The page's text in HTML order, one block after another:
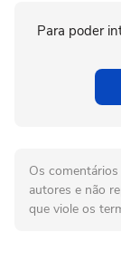
Para poder
Os
autores e não
que viole os